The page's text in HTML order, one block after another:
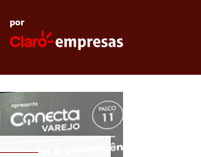
por